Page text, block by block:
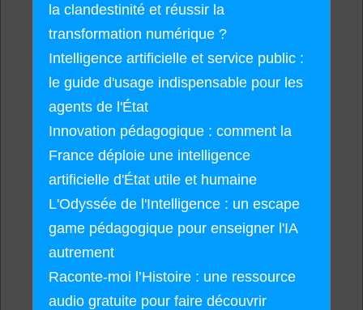
la clandestinité et réussir la
transformation numérique ?
Intelligence artificielle et service public :
le guide d'usage indispensable pour les
agents de l'État
Innovation pédagogique : comment la
France déploie une intelligence
artificielle d'État utile et humaine
L'Odyssée de l'Intelligence : un escape
game pédagogique pour enseigner l'IA
autrement
Raconte-moi l’Histoire : une ressource
audio gratuite pour faire découvrir